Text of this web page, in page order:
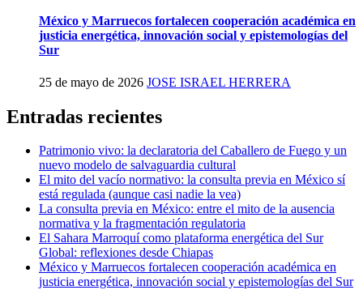
México y Marruecos fortalecen cooperación académica en
justicia energética, innovación social y epistemologías del
Sur
25 de mayo de 2026 JOSE ISRAEL HERRERA
Entradas recientes
Patrimonio vivo: la declaratoria del Caballero de Fuego y un
nuevo modelo de salvaguardia cultural
El mito del vacío normativo: la consulta previa en México sí
está regulada (aunque casi nadie la vea)
La consulta previa en México: entre el mito de la ausencia
normativa y la fragmentación regulatoria
El Sahara Marroquí como plataforma energética del Sur
Global: reflexiones desde Chiapas
México y Marruecos fortalecen cooperación académica en
justicia energética, innovación social y epistemologías del Sur